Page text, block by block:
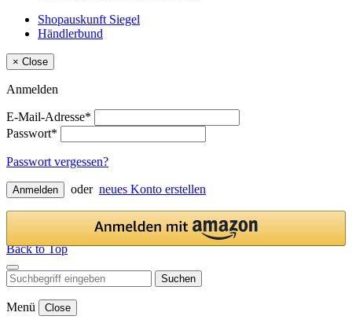
Shopauskunft Siegel
Händlerbund
× Close
Anmelden
E-Mail-Adresse*
Passwort*
Passwort vergessen?
Anmelden oder neues Konto erstellen
Back to Top
Suchen
Menü Close